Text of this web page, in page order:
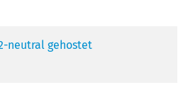
neutral gehostet